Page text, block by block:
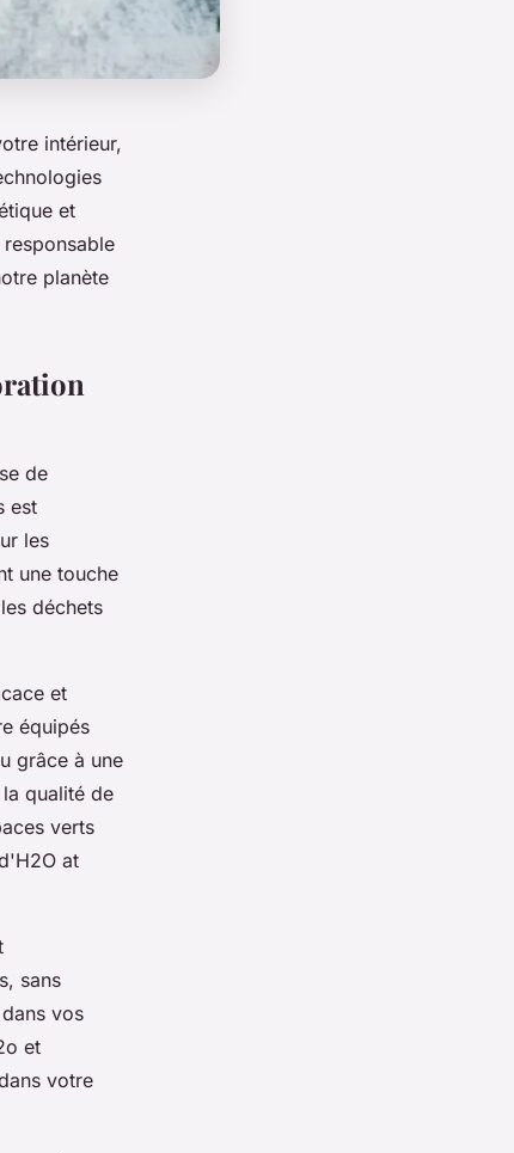
intérieur,
et
planète
de
est
les
une touche
déchets
et
équipés
grâce à une
qualité de
verts
at
sans
vos
et
votre